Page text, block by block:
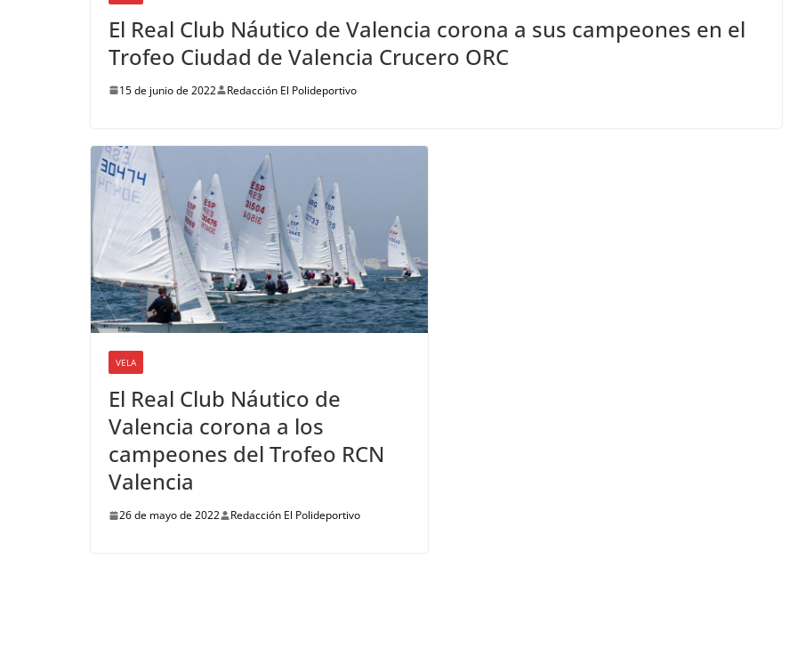
El Real Club Náutico de Valencia corona a sus campeones en el
Trofeo Ciudad de Valencia Crucero ORC
15 de junio de 2022 Redacción El Polideportivo
VELA
El Real Club Náutico de
Valencia corona a los
campeones del Trofeo RCN
Valencia
26 de mayo de 2022 Redacción El Polideportivo